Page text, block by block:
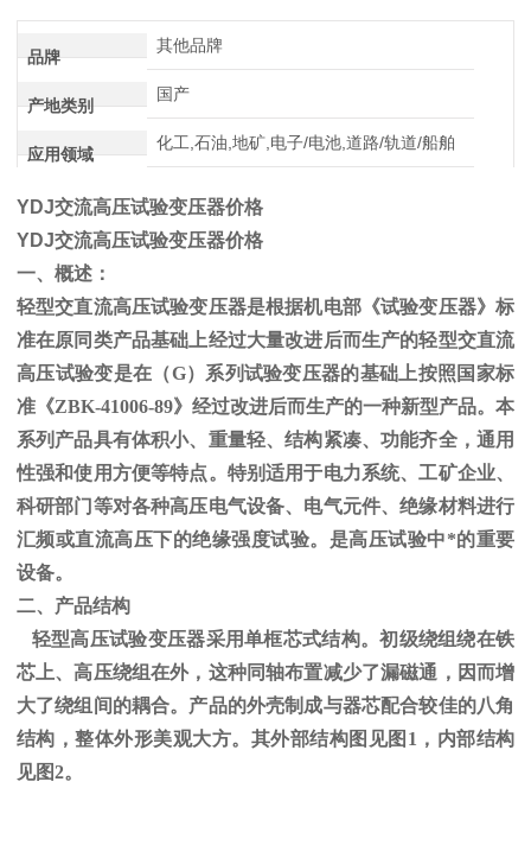
品牌
其他品牌
产地类别
国产
应用领域
化工,石油,地矿,电子/电池,道路/轨道/船舶
YDJ交流高压试验变压器价格
YDJ交流高压试验变压器价格
一、概述：
轻型交直流高压试验变压器是根据机电部《试验变压器》标
准在原同类产品基础上经过大量改进后而生产的轻型交直流
高压试验变是在（G）系列试验变压器的基础上按照国家标
准《ZBK-41006-89》经过改进后而生产的一种新型产品。本
系列产品具有体积小、重量轻、结构紧凑、功能齐全，通用
性强和使用方便等特点。特别适用于电力系统、工矿企业、
科研部门等对各种高压电气设备、电气元件、绝缘材料进行
汇频或直流高压下的绝缘强度试验。是高压试验中*的重要
设备。
二、产品结构
轻型高压试验变压器采用单框芯式结构。初级绕组绕在铁
芯上、高压绕组在外，这种同轴布置减少了漏磁通，因而增
大了绕组间的耦合。产品的外壳制成与器芯配合较佳的八角
结构，整体外形美观大方。其外部结构图见图 1 ，内部结构
见图2。